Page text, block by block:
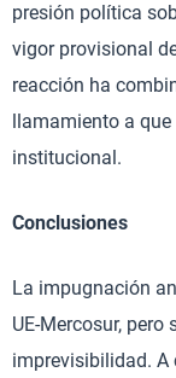
presión política
vigor provisional
reacción ha
llamamiento a
institucional.
Conclusiones
La impugnación
UE-Mercosur,
imprevisibilidad. A